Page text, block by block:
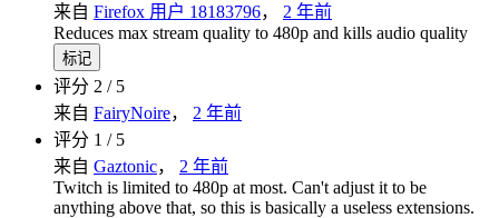
来自 Firefox 用户 18183796， 2 年前
Reduces max stream quality to 480p and kills audio quality
标记
评分 2 / 5
来自 FairyNoire， 2 年前
评分 1 / 5
来自 Gaztonic， 2 年前
Twitch is limited to 480p at most. Can't adjust it to be
anything above that, so this is basically a useless extensions.